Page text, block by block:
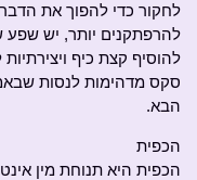
לחקור כדי להפוך את
להרפתקנים יותר, יש שפע
להוסיף קצת כיף
סקס מדהימות לנסות
הבא.
הכפית
הכפית היא תנוחת מין